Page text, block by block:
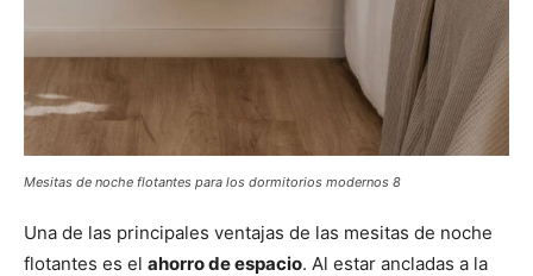
Mesitas de noche flotantes para los dormitorios modernos 8
Una de las principales ventajas de las mesitas de noche
flotantes es el ahorro de espacio. Al estar ancladas a la